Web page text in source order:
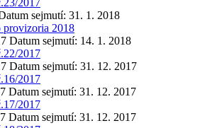
2017
sejmutí: 31. 1. 2018
provizoria 2018
Datum sejmutí: 14. 1. 2018
2017
Datum sejmutí: 31. 12. 2017
2017
Datum sejmutí: 31. 12. 2017
2017
Datum sejmutí: 31. 12. 2017